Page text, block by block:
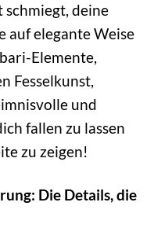
deine
auf elegante Weise
Elemente,
Fesselkunst,
und
fallen zu lassen
zu zeigen!
Die Details, die